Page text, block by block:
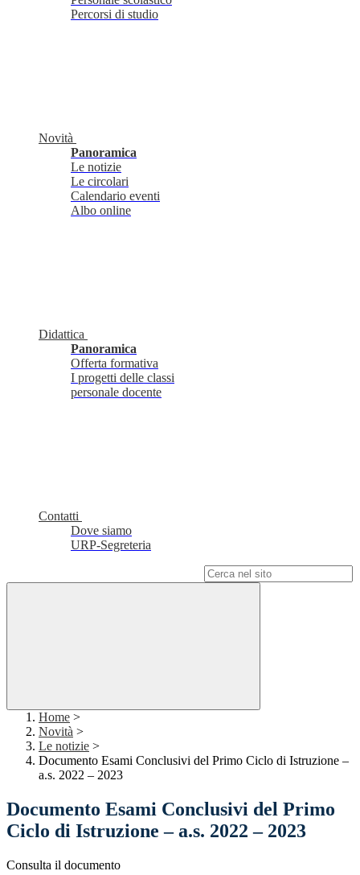
Percorsi di studio
Novità
Panoramica
Le notizie
Le circolari
Calendario eventi
Albo online
Didattica
Panoramica
Offerta formativa
I progetti delle classi
personale docente
Contatti
Dove siamo
URP-Segreteria
Home >
Novità >
Le notizie >
Documento Esami Conclusivi del Primo Ciclo di Istruzione –
a.s. 2022 – 2023
Documento Esami Conclusivi del Primo
Ciclo di Istruzione – a.s. 2022 – 2023
Consulta il documento